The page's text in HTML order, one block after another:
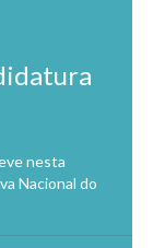
nesta
Nacional do